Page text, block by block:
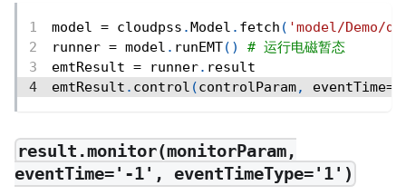
model = cloudpss .Model . fetch ( 'model/Demo/
runner = model . runEMT( )
# 运行电磁暂态
emtResult = runner. result
emtResult . control (controlParam, eventTime=
result.monitor(monitorParam,
eventTime='-1', eventTimeType='1')